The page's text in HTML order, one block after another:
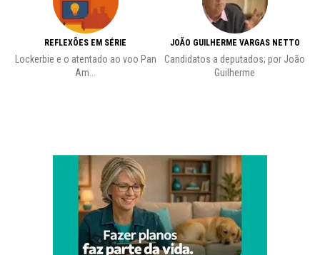
REFLEXÕES EM SÉRIE
Lockerbie e o atentado ao voo Pan
Am...
JOÃO GUILHERME VARGAS NETTO
Candidatos a deputados; por João
Guilherme